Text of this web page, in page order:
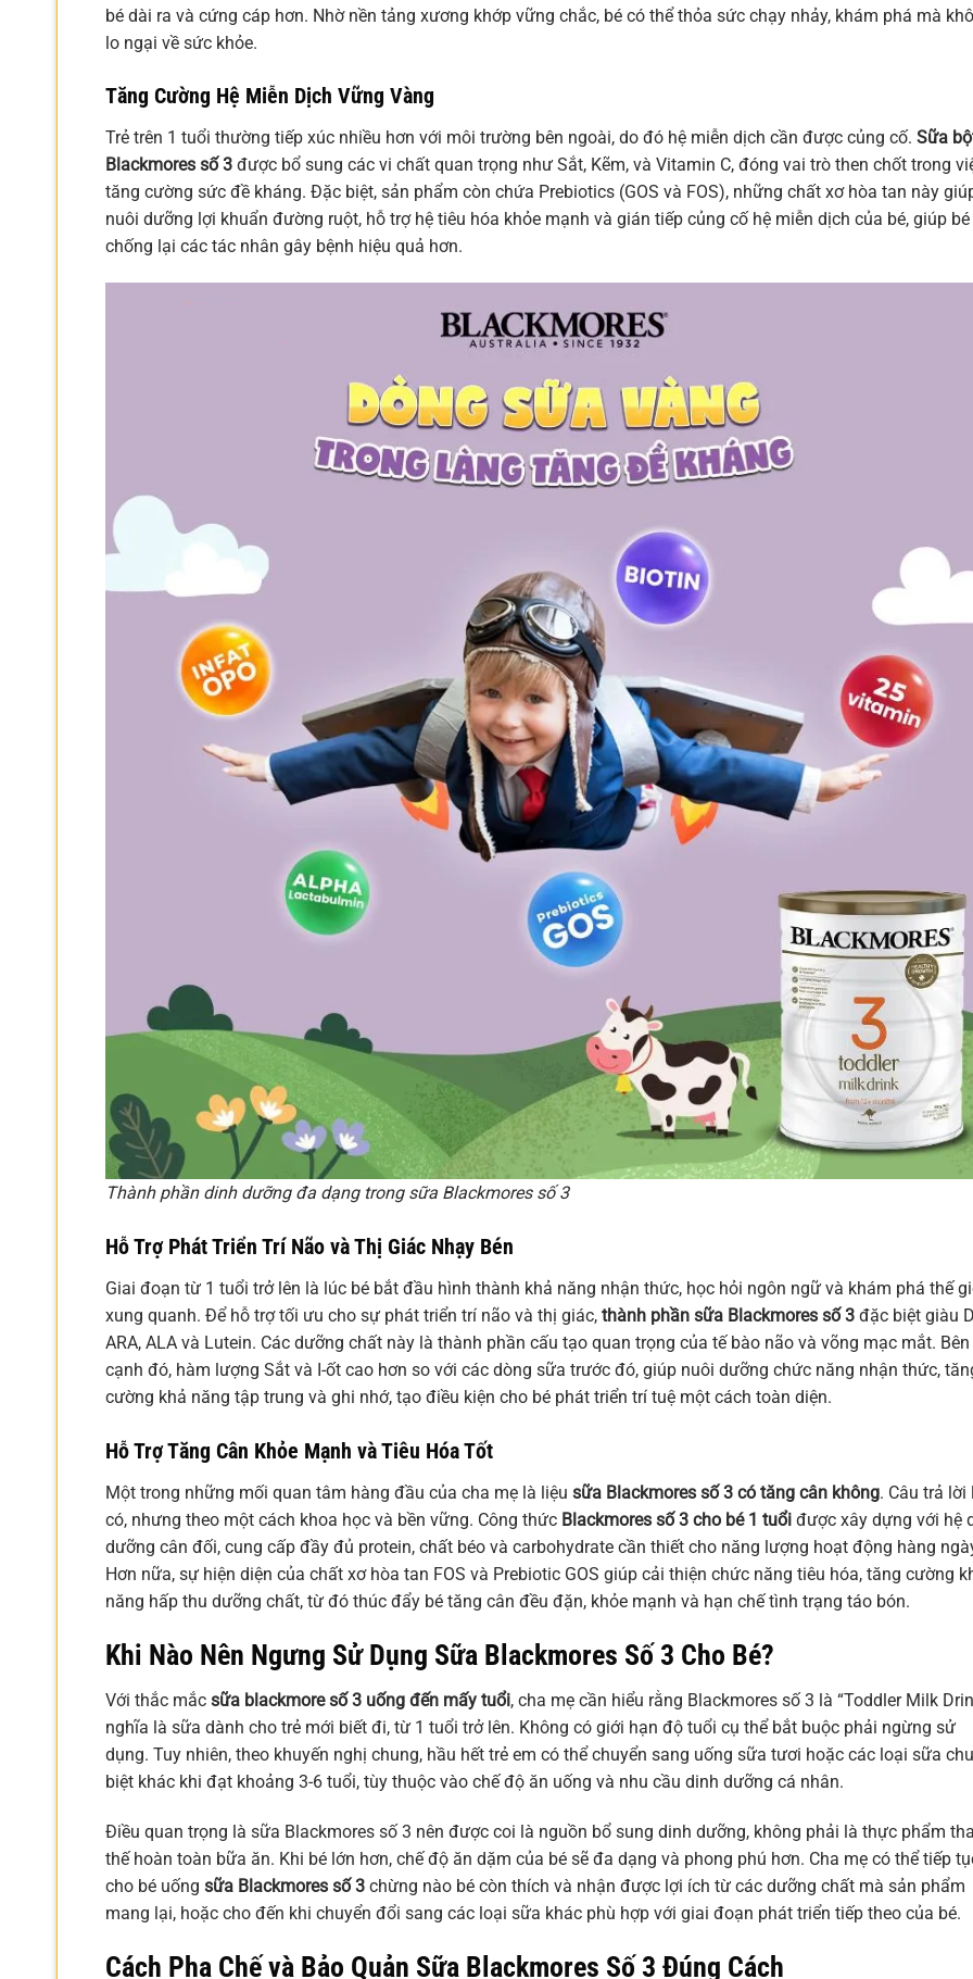
bé dài ra và cứng cáp hơn. Nhờ nền tảng xương khớp vững chắc, bé có thể thỏa sức chạy nhảy, khám phá mà
lo ngại về sức khỏe.
Tăng Cường Hệ Miễn Dịch Vững Vàng
Trẻ trên 1 tuổi thường tiếp xúc nhiều hơn với môi trường bên ngoài, do đó hệ miễn dịch cần được củng cố. Sữa
Blackmores số 3 được bổ sung các vi chất quan trọng như Sắt, Kẽm, và Vitamin C, đóng vai trò then chốt trong
tăng cường sức đề kháng. Đặc biệt, sản phẩm còn chứa Prebiotics (GOS và FOS), những chất xơ hòa tan này
nuôi dưỡng lợi khuẩn đường ruột, hỗ trợ hệ tiêu hóa khỏe mạnh và gián tiếp củng cố hệ miễn dịch của bé, giúp bé
chống lại các tác nhân gây bệnh hiệu quả hơn.
Thành phần dinh dưỡng đa dạng trong sữa Blackmores số 3
Hỗ Trợ Phát Triển Trí Não và Thị Giác Nhạy Bén
Giai đoạn từ 1 tuổi trở lên là lúc bé bắt đầu hình thành khả năng nhận thức, học hỏi ngôn ngữ và khám phá thế
xung quanh. Để hỗ trợ tối ưu cho sự phát triển trí não và thị giác, thành phần sữa Blackmores số 3 đặc biệt giàu
ARA, ALA và Lutein. Các dưỡng chất này là thành phần cấu tạo quan trọng của tế bào não và võng mạc mắt. Bên
cạnh đó, hàm lượng Sắt và I-ốt cao hơn so với các dòng sữa trước đó, giúp nuôi dưỡng chức năng nhận thức,
cường khả năng tập trung và ghi nhớ, tạo điều kiện cho bé phát triển trí tuệ một cách toàn diện.
Hỗ Trợ Tăng Cân Khỏe Mạnh và Tiêu Hóa Tốt
Một trong những mối quan tâm hàng đầu của cha mẹ là liệu sữa Blackmores số 3 có tăng cân không. Câu trả lời
có, nhưng theo một cách khoa học và bền vững. Công thức Blackmores số 3 cho bé 1 tuổi được xây dựng với hệ
dưỡng cân đối, cung cấp đầy đủ protein, chất béo và carbohydrate cần thiết cho năng lượng hoạt động hàng
Hơn nữa, sự hiện diện của chất xơ hòa tan FOS và Prebiotic GOS giúp cải thiện chức năng tiêu hóa, tăng cường
năng hấp thu dưỡng chất, từ đó thúc đẩy bé tăng cân đều đặn, khỏe mạnh và hạn chế tình trạng táo bón.
Khi Nào Nên Ngưng Sử Dụng Sữa Blackmores Số 3 Cho Bé?
Với thắc mắc sữa blackmore số 3 uống đến mấy tuổi, cha mẹ cần hiểu rằng Blackmores số 3 là “Toddler Milk
nghĩa là sữa dành cho trẻ mới biết đi, từ 1 tuổi trở lên. Không có giới hạn độ tuổi cụ thể bắt buộc phải ngừng sử
dụng. Tuy nhiên, theo khuyến nghị chung, hầu hết trẻ em có thể chuyển sang uống sữa tươi hoặc các loại sữa
biệt khác khi đạt khoảng 3-6 tuổi, tùy thuộc vào chế độ ăn uống và nhu cầu dinh dưỡng cá nhân.
Điều quan trọng là sữa Blackmores số 3 nên được coi là nguồn bổ sung dinh dưỡng, không phải là thực phẩm
thế hoàn toàn bữa ăn. Khi bé lớn hơn, chế độ ăn dặm của bé sẽ đa dạng và phong phú hơn. Cha mẹ có thể tiếp
cho bé uống sữa Blackmores số 3 chừng nào bé còn thích và nhận được lợi ích từ các dưỡng chất mà sản phẩm
mang lại, hoặc cho đến khi chuyển đổi sang các loại sữa khác phù hợp với giai đoạn phát triển tiếp theo của bé.
Cách Pha Chế và Bảo Quản Sữa Blackmores Số 3 Đúng Cách